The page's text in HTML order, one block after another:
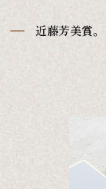
近藤芳美賞。